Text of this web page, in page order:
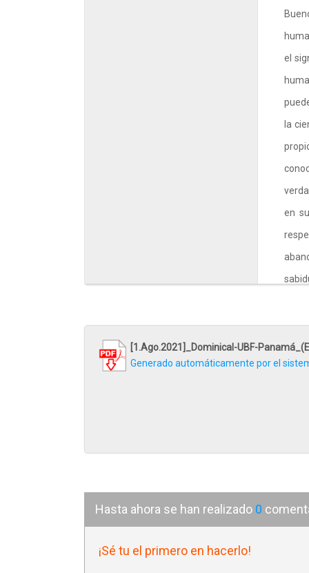
el
la
en
alto
Y
[1.Ago.2021]_Dominical-UBF-
Generado automáticamente por el
Hasta ahora se han realizado 0
¡Sé tu el primero en hacerlo!